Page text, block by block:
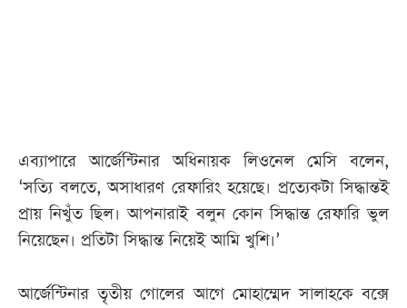
এব্যাপারে আর্জেন্টিনার অধিনায়ক লিওনেল মেসি বলেন,
‘সত্যি বলতে, অসাধারণ রেফারিং হয়েছে। প্রত্যেকটা সিদ্ধান্তই
প্রায় নিখুঁত ছিল। আপনারাই বলুন কোন সিদ্ধান্ত রেফারি ভুল
নিয়েছেন। প্রতিটা সিদ্ধান্ত নিয়েই আমি খুশি।’
আর্জেন্টিনার তৃতীয় গোলের আগে মোহাম্মেদ সালাহকে বক্সে